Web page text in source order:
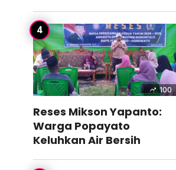
100
Reses Mikson Yapanto:
Warga Popayato
Keluhkan Air Bersih